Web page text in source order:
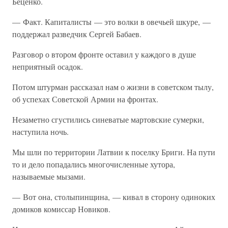
— Факт. Капиталисты — это волки в овечьей шкуре, —
поддержал разведчик Сергей Бабаев.
Разговор о втором фронте оставил у каждого в душе
неприятный осадок.
Потом штурман рассказал нам о жизни в советском тылу,
об успехах Советской Армии на фронтах.
Незаметно сгустились синеватые мартовские сумерки,
наступила ночь.
Мы шли по территории Латвии к поселку Бриги. На пути
то и дело попадались многочисленные хутора,
называемые мызами.
— Вот она, столыпинщина, — кивал в сторону одиноких
домиков комиссар Новиков.